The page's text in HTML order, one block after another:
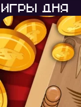
Игры дня